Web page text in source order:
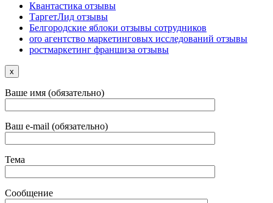
Квантастика отзывы
ТаргетЛид отзывы
Белгородские яблоки отзывы сотрудников
oro агентство маркетинговых исследований отзывы
ростмаркетинг франшиза отзывы
x
Ваше имя (обязательно)
Ваш e-mail (обязательно)
Тема
Сообщение